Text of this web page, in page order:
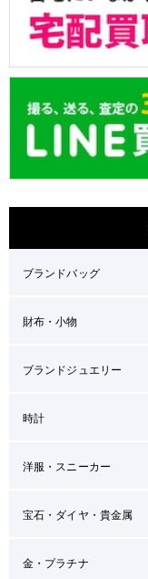
ブランドバッグ
財布・小物
ブランドジュエリー
時計
洋服・スニーカー
宝石・ダイヤ・貴金属
金・プラチナ